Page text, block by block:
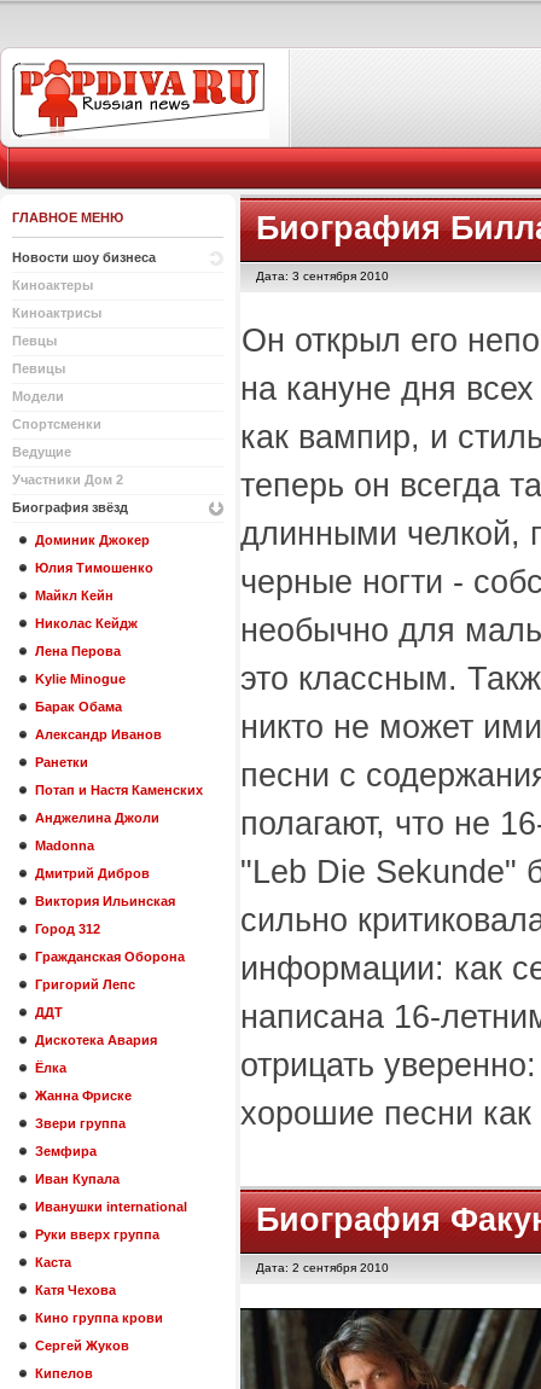
ГЛАВНОЕ МЕНЮ
Новости шоу бизнеса
Киноактеры
Киноактрисы
Певцы
Певицы
Модели
Спортсменки
Ведущие
Участники Дом 2
Биография звёзд
Доминик Джокер
Юлия Тимошенко
Майкл Кейн
Николас Кейдж
Лена Перова
Kylie Minogue
Барак Обама
Александр Иванов
Ранетки
Потап и Настя Каменских
Анджелина Джоли
Madonna
Дмитрий Дибров
Виктория Ильинская
Город 312
Гражданская Оборона
Григорий Лепс
ДДТ
Дискотека Авария
Ёлка
Жанна Фриске
Звери группа
Земфира
Иван Купала
Иванушки international
Руки вверх группа
Каста
Катя Чехова
Кино группа крови
Сергей Жуков
Кипелов
Биография
Дата: 3 сентября 2010
Он открыл его
на кануне дня
как вампир, и
теперь он всегда
длинными челкой,
черные ногти -
необычно для
это классным.
никто не может
песни с
полагают, что не
"Leb Die Sekunde"
сильно
информации: как
написана 16-
отрицать
хорошие песни как
Биография
Дата: 2 сентября 2010